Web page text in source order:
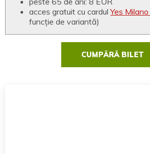
acces gratuit cu cardulYes
funcție de variantă)
CUMPĂRĂ BILET